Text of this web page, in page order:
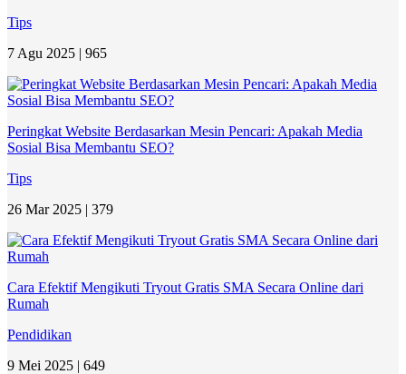
Tips
7 Agu 2025 | 965
Peringkat Website Berdasarkan Mesin Pencari: Apakah Media
Sosial Bisa Membantu SEO?
Tips
26 Mar 2025 | 379
Cara Efektif Mengikuti Tryout Gratis SMA Secara Online dari
Rumah
Pendidikan
9 Mei 2025 | 649